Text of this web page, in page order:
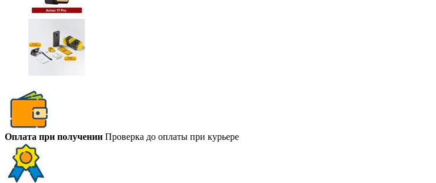
Оплата при получении Проверка до оплаты при курьере